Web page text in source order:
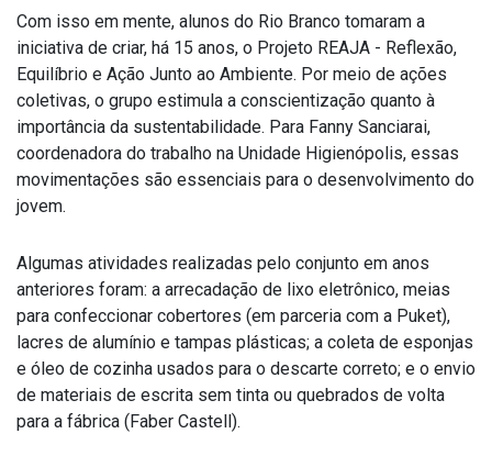
Com isso em mente, alunos do Rio Branco tomaram a
iniciativa de criar, há 15 anos, o Projeto REAJA - Reflexão,
Equilíbrio e Ação Junto ao Ambiente. Por meio de ações
coletivas, o grupo estimula a conscientização quanto à
importância da sustentabilidade. Para Fanny Sanciarai,
coordenadora do trabalho na Unidade Higienópolis, essas
movimentações são essenciais para o desenvolvimento do
jovem.
Algumas atividades realizadas pelo conjunto em anos
anteriores foram: a arrecadação de lixo eletrônico, meias
para confeccionar cobertores (em parceria com a Puket),
lacres de alumínio e tampas plásticas; a coleta de esponjas
e óleo de cozinha usados para o descarte correto; e o envio
de materiais de escrita sem tinta ou quebrados de volta
para a fábrica (Faber Castell).